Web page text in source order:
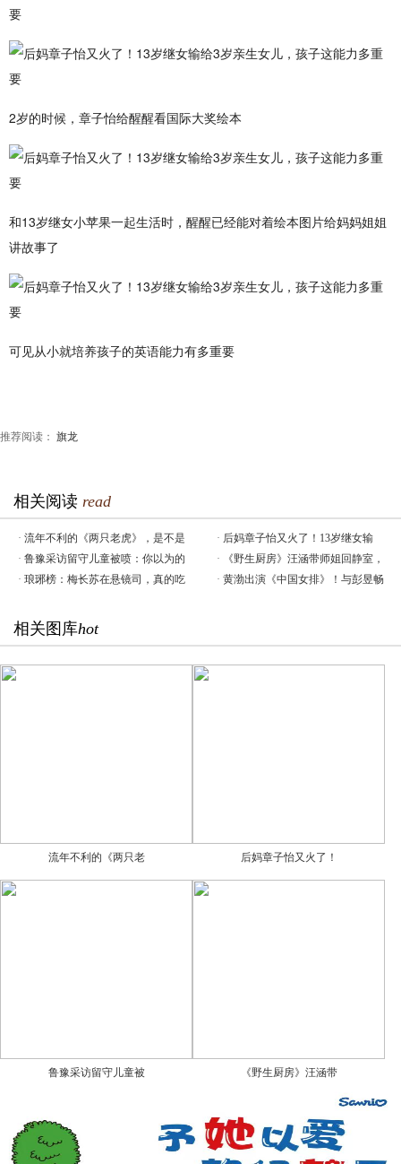
2岁的时候，章子怡给醒醒看国际大奖绘本
和13岁继女小苹果一起生活时，醒醒已经能对着绘本图片给妈妈姐姐
讲故事了
可见从小就培养孩子的英语能力有多重要
推荐阅读： 旗龙
相关阅读 read
· 流年不利的《两只老虎》，是不是 · 后妈章子怡又火了！13岁继女输
· 鲁豫采访留守儿童被喷：你以为的 ·
《野生厨房》汪涵带师姐回静室，
· 琅琊榜：梅长苏在悬镜司，真的吃 · 黄渤出演《中国女排》！与彭昱畅
相关图库hot
流年不利的《两只老 后妈章子怡又火了！
鲁豫采访留守儿童被 《野生厨房》汪涵带